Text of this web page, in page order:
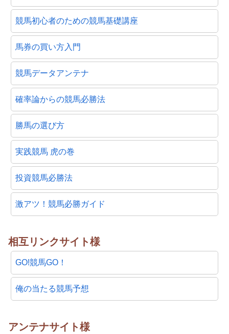
競馬初心者のための競馬基礎講座
馬券の買い方入門
競馬データアンテナ
確率論からの競馬必勝法
勝馬の選び方
実践競馬 虎の巻
投資競馬必勝法
激アツ！競馬必勝ガイド
相互リンクサイト様
GO!競馬GO！
俺の当たる競馬予想
アンテナサイト様